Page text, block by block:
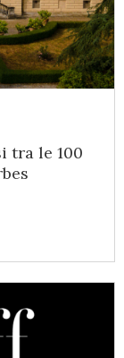
tra le 100